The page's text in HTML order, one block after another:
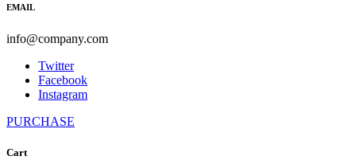
EMAIL
info@company.com
Twitter
Facebook
Instagram
PURCHASE
Cart